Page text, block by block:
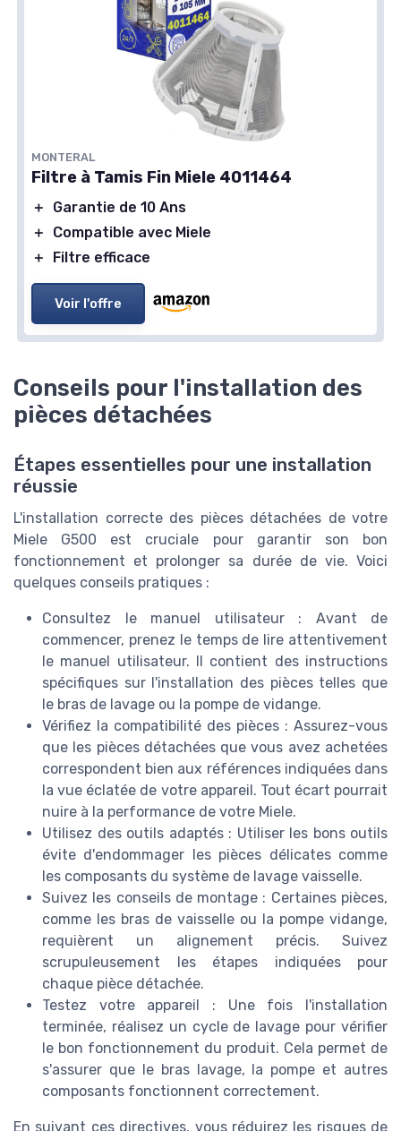
MONTERAL
Filtre à Tamis Fin Miele 4011464
＋
Garantie de 10 Ans
＋
Compatible avec Miele
＋
Filtre efficace
Voir l'offre
Conseils pour l'installation des
pièces détachées
Étapes essentielles pour une installation
réussie
L'installation correcte des pièces détachées de votre
Miele G500 est cruciale pour garantir son bon
fonctionnement et prolonger sa durée de vie. Voici
quelques conseils pratiques :
Consultez le manuel utilisateur : Avant de
commencer, prenez le temps de lire attentivement
le manuel utilisateur. Il contient des instructions
spécifiques sur l'installation des pièces telles que
le bras de lavage ou la pompe de vidange.
Vérifiez la compatibilité des pièces : Assurez-vous
que les pièces détachées que vous avez achetées
correspondent bien aux références indiquées dans
la vue éclatée de votre appareil. Tout écart pourrait
nuire à la performance de votre Miele.
Utilisez des outils adaptés : Utiliser les bons outils
évite d'endommager les pièces délicates comme
les composants du système de lavage vaisselle.
Suivez les conseils de montage : Certaines pièces,
comme les bras de vaisselle ou la pompe vidange,
requièrent un alignement précis. Suivez
scrupuleusement les étapes indiquées pour
chaque pièce détachée.
Testez votre appareil : Une fois l'installation
terminée, réalisez un cycle de lavage pour vérifier
le bon fonctionnement du produit. Cela permet de
s'assurer que le bras lavage, la pompe et autres
composants fonctionnent correctement.
En suivant ces directives, vous réduirez les risques de